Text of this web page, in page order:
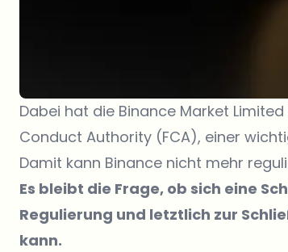
Dabei hat die Binance Market
Conduct Authority (FCA), einer
Damit kann Binance nicht mehr
Es bleibt die Frage, ob sich eine
Regulierung und letztlich zur
kann.